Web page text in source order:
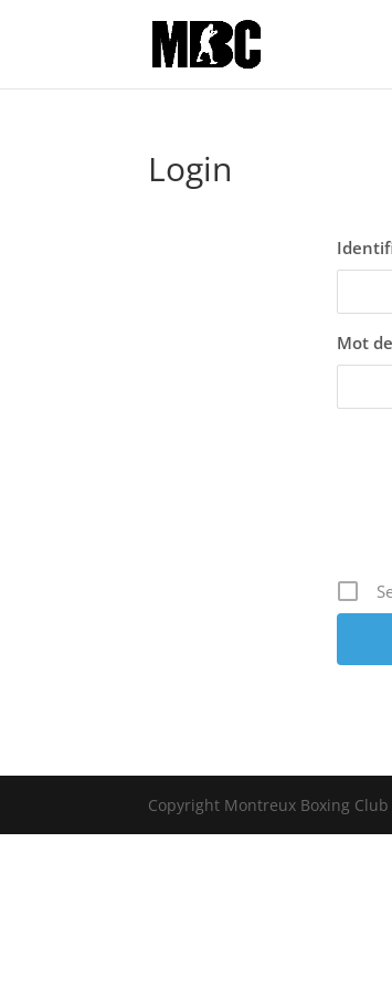
Login
Mot
Copyright Montreux Boxing Club